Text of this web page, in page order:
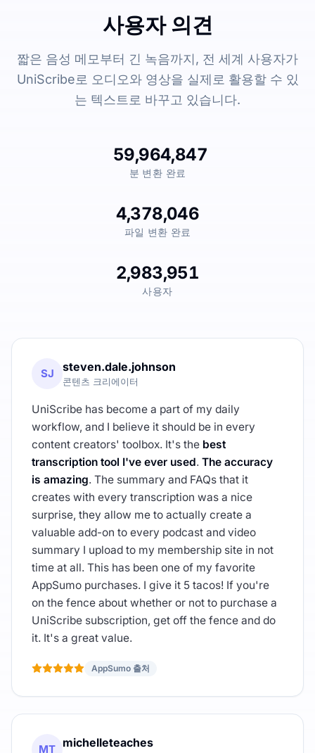
사용자 의견
짧은 음성 메모부터 긴 녹음까지, 전 세계 사용자가
UniScribe로 오디오와 영상을 실제로 활용할 수 있
는 텍스트로 바꾸고 있습니다.
59,964,847
분 변환 완료
4,378,046
파일 변환 완료
2,983,951
사용자
SJ steven.dale.johnson
콘텐츠 크리에이터
UniScribe has become a part of my daily
workflow, and I believe it should be in every
content creators' toolbox. It's the best
transcription tool I've ever used. The accuracy
is amazing. The summary and FAQs that it
creates with every transcription was a nice
surprise, they allow me to actually create a
valuable add-on to every podcast and video
summary I upload to my membership site in not
time at all. This has been one of my favorite
AppSumo purchases. I give it 5 tacos! If you're
on the fence about whether or not to purchase a
UniScribe subscription, get off the fence and do
it. It's a great value.
AppSumo 출처
MT michelleteaches